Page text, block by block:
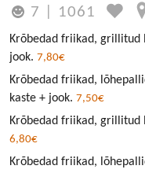
7 1061
Krõbedad friikad, grillitud
jook. 7,80€
Krõbedad friikad,
kaste + jook. 7,50€
Krõbedad friikad, grillitud
6,80€
Krõbedad friikad,